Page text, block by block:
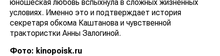
юношеская любовь вспыхнула в сложных жизненных
условиях. Именно это и подтверждает история
секретаря обкома Каштанова и чувственной
трактористки Анны Залогиной.
Фото: kinopoisk.ru